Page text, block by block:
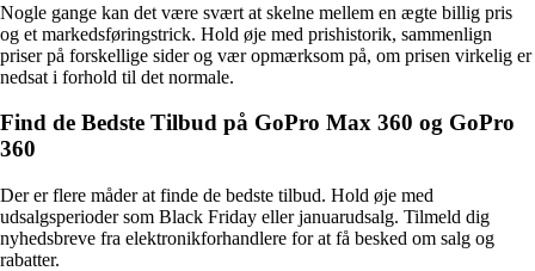
Nogle gange kan det være svært at skelne mellem en ægte billig pris
og et markedsføringstrick. Hold øje med prishistorik, sammenlign
priser på forskellige sider og vær opmærksom på, om prisen virkelig er
nedsat i forhold til det normale.
Find de Bedste Tilbud på GoPro Max 360 og GoPro
360
Der er flere måder at finde de bedste tilbud. Hold øje med
udsalgsperioder som Black Friday eller januarudsalg. Tilmeld dig
nyhedsbreve fra elektronikforhandlere for at få besked om salg og
rabatter.